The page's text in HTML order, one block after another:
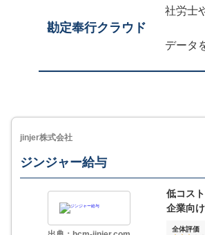
「サービス詳細はこちら」を
勘定奉行クラウド
社労士
データ
jinjer株式会社
ジンジャー給与
低コス
企業向け
全体評価